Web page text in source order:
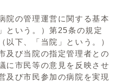
院の管理運営に関する基本
という。）第25条の規定
以下、「当院」という。）
及び当院の指定管理者との
に市民等の意見を反映させ
及び市民参加の病院を実現